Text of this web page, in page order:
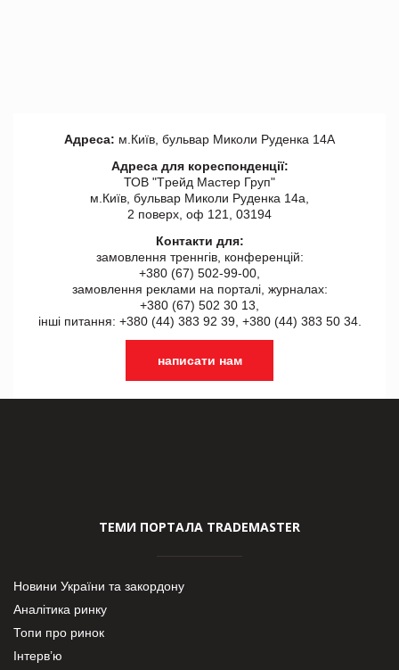
Адреса: м.Київ, бульвар Миколи Руденка 14А
Адреса для кореспонденції:
ТОВ "Tрейд Мастер Груп"
м.Київ, бульвар Миколи Руденка 14а,
2 поверх, оф 121, 03194
Контакти для:
замовлення треннгів, конференцій:
+380 (67) 502-99-00,
замовлення реклами на порталі, журналах:
+380 (67) 502 30 13,
інші питання: +380 (44) 383 92 39, +380 (44) 383 50 34.
написати нам
ТЕМИ ПОРТАЛА TRADEMASTER
Новини України та закордону
Аналітика ринку
Топи про ринок
Інтерв’ю